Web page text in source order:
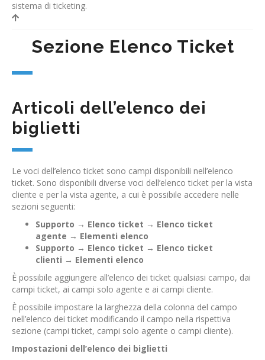
sistema di ticketing.
Sezione Elenco Ticket
Articoli dell’elenco dei
biglietti
Le voci dell’elenco ticket sono campi disponibili nell’elenco
ticket. Sono disponibili diverse voci dell’elenco ticket per la vista
cliente e per la vista agente, a cui è possibile accedere nelle
sezioni seguenti:
Supporto → Elenco ticket → Elenco ticket
agente → Elementi elenco
Supporto → Elenco ticket → Elenco ticket
clienti → Elementi elenco
È possibile aggiungere all’elenco dei ticket qualsiasi campo, dai
campi ticket, ai campi solo agente e ai campi cliente.
È possibile impostare la larghezza della colonna del campo
nell’elenco dei ticket modificando il campo nella rispettiva
sezione (campi ticket, campi solo agente o campi cliente).
Impostazioni dell’elenco dei biglietti